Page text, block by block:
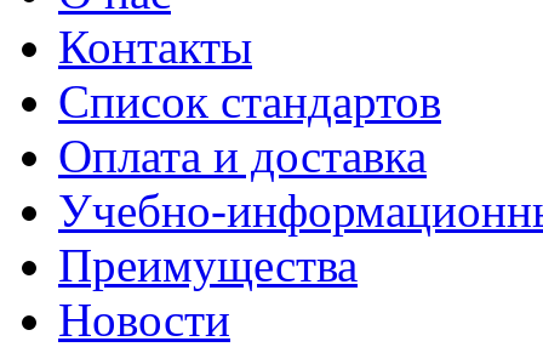
Контакты
Список стандартов
Оплата и доставка
Учебно-
Преимущества
Новости